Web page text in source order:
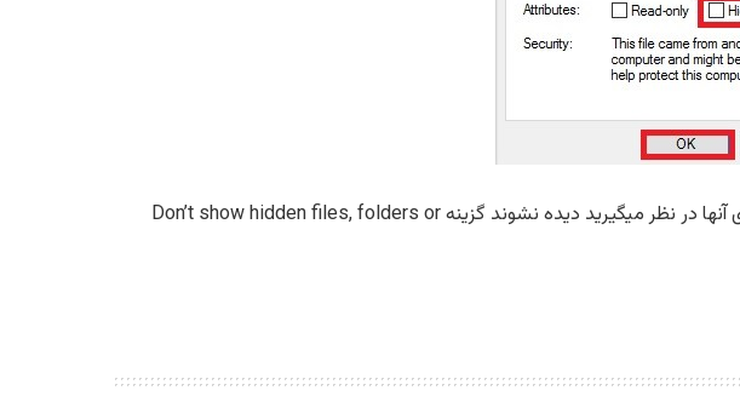
توجه داشته باشید که برای اینکه فایلهایی که شما ویژگی پنهان یا Hidden را برای آنها در نظر میگیرید دیده نشوند گزینه Don’t show hidden files, folders or